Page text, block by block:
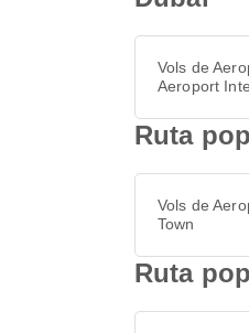
Vols de
Aeroport
Ruta
Vols de
Town
Ruta